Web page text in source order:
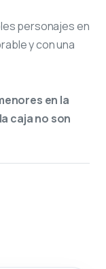
personajes en
y con una
en la
caja no son